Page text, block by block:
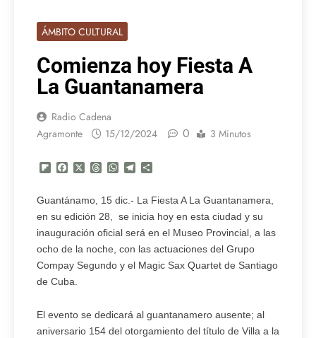
ÁMBITO CULTURAL
Comienza hoy Fiesta A
La Guantanamera
Radio Cadena
Agramonte
15/12/2024 0 3 Minutos
Flipboard
FacebookThreadsWhatsApp
Telegram
Guantánamo, 15 dic.- La Fiesta A La Guantanamera,
en su edición 28, se inicia hoy en esta ciudad y su
inauguración oficial será en el Museo Provincial, a las
ocho de la noche, con las actuaciones del Grupo
Compay Segundo y el Magic Sax Quartet de Santiago
de Cuba.
El evento se dedicará al guantanamero ausente; al
aniversario 154 del otorgamiento del título de Villa a la